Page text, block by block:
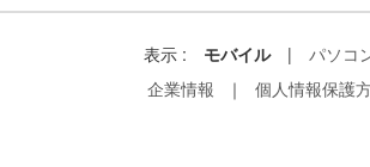
表示 : モバイル |
パソコ
企業情報
｜ 個人情報保護